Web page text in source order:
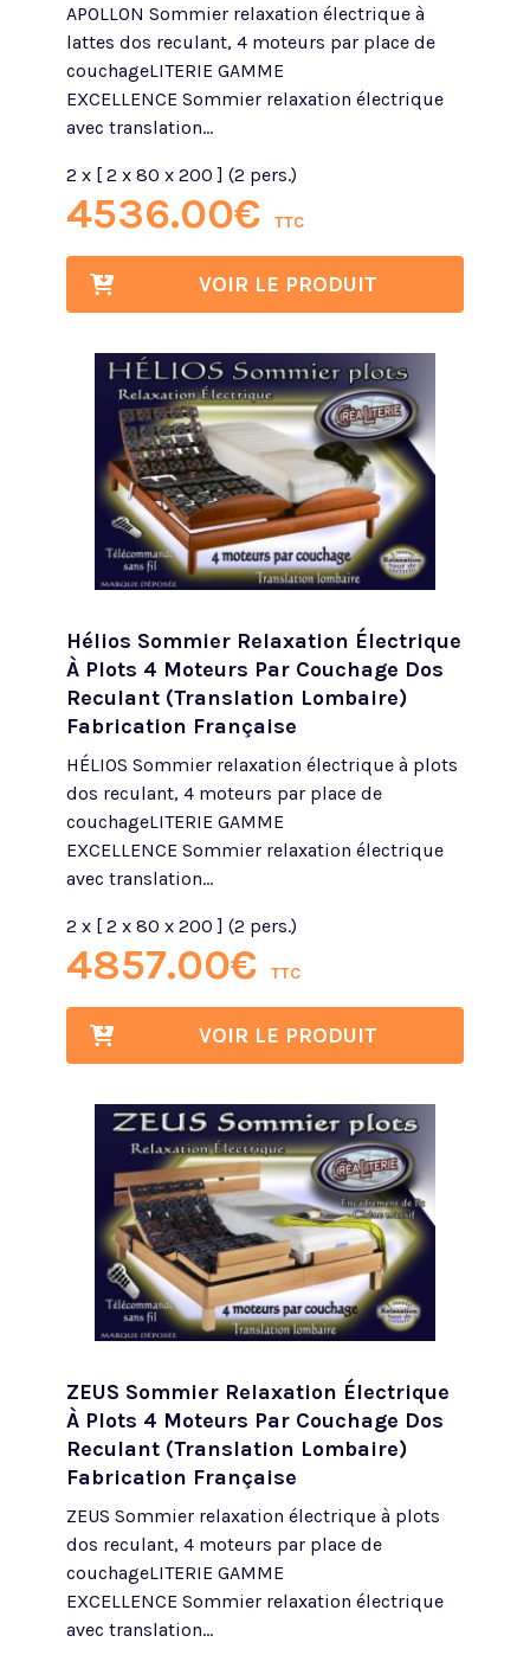
APOLLON Sommier relaxation électrique à
lattes dos reculant, 4 moteurs par place de
couchageLITERIE GAMME
EXCELLENCE Sommier relaxation électrique
avec translation...
2 x [ 2 x 80 x 200 ] (2 pers.)
4536.00€ TTC
VOIR LE PRODUIT
Hélios Sommier Relaxation Électrique
À Plots 4 Moteurs Par Couchage Dos
Reculant (translation Lombaire)
Fabrication Française
HÉLIOS Sommier relaxation électrique à plots
dos reculant, 4 moteurs par place de
couchageLITERIE GAMME
EXCELLENCE Sommier relaxation électrique
avec translation...
2 x [ 2 x 80 x 200 ] (2 pers.)
4857.00€ TTC
VOIR LE PRODUIT
ZEUS Sommier Relaxation Électrique
À Plots 4 Moteurs Par Couchage Dos
Reculant (translation Lombaire)
Fabrication Française
ZEUS Sommier relaxation électrique à plots
dos reculant, 4 moteurs par place de
couchageLITERIE GAMME
EXCELLENCE Sommier relaxation électrique
avec translation...